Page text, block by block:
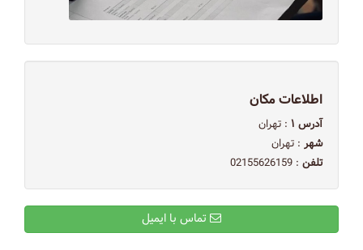
اطلاعات مکان
آدرس ۱
: تهران
شهر : تهران
تلفن : 02155626159